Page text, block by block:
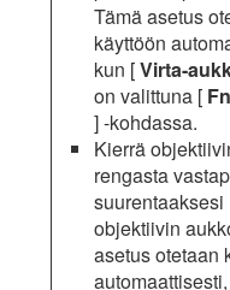
Tämä asetus
käyttöön
kun [Virta-
on valittuna [
] -kohdassa.
Kierrä
rengasta
suurentaaksesi
objektiivin
asetus otetaan